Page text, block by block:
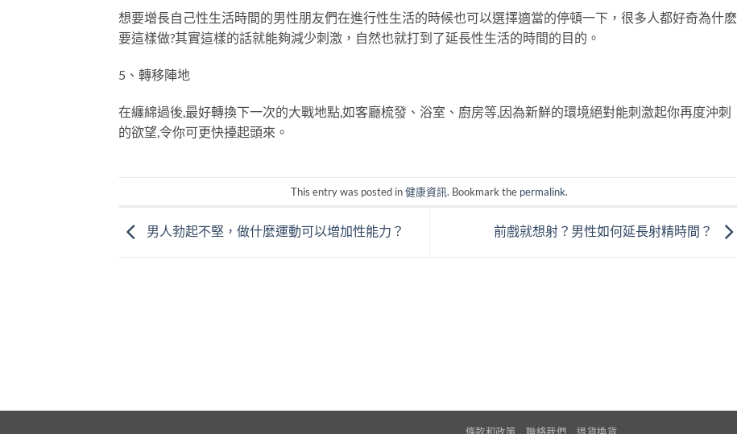
想要增長自己性生活時間的男性朋友們在進行性生活的時候也可以選擇適當的停頓一下，很多人都好奇為什麽
要這樣做?其實這樣的話就能夠減少刺激，自然也就打到了延長性生活的時間的目的。
5、轉移陣地
在纏綿過後,最好轉換下一次的大戰地點,如客廳梳發、浴室、廚房等,因為新鮮的環境絕對能刺激起你再度沖刺
的欲望,令你可更快擡起頭來。
This entry was posted in健康資訊. Bookmark the permalink.
男人勃起不堅，做什麼運動可以增加性能力？ 前戲就想射？男性如何延長射精時間？